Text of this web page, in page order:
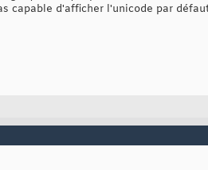
capable d'afficher l'unicode par